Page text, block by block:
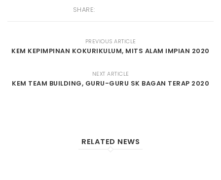
SHARE:
PREVIOUS ARTICLE
KEM KEPIMPINAN KOKURIKULUM, MITS ALAM IMPIAN 2020
NEXT ARTICLE
KEM TEAM BUILDING, GURU-GURU SK BAGAN TERAP 2020
RELATED NEWS